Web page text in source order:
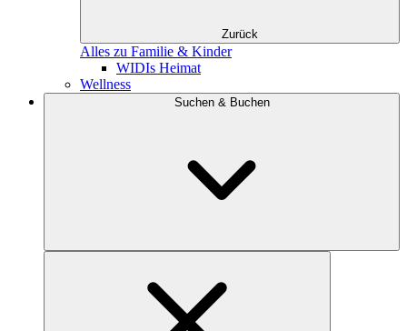
Zurück
Alles zu Familie & Kinder
WIDIs Heimat
Wellness
Suchen & Buchen